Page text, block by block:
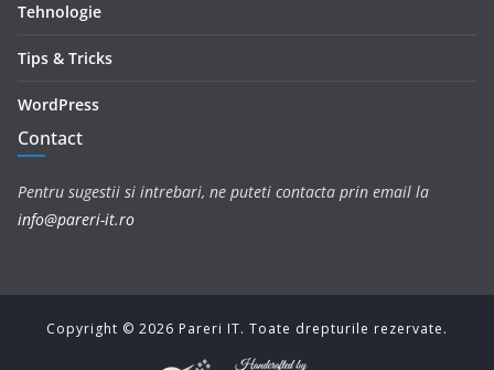
Tehnologie
Tips & Tricks
WordPress
Contact
Pentru sugestii si intrebari, ne puteti contacta prin email la
info@pareri-it.ro
Copyright © 2026 Pareri IT. Toate drepturile rezervate.